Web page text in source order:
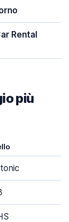
Rental
più